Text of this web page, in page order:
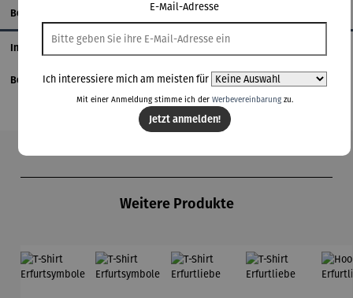
Beschreibung
Informationen zum Hersteller
Bewertungen
Weitere Produkte
E-Mail-Adresse
Ich interessiere mich am meisten für
Mit einer Anmeldung stimme ich der Werbevereinbarungzu.
Jetzt anmelden!